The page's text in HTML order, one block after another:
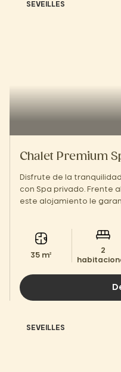
SEVEILLES
Chalet Premium
Disfrute de la
con Spa privado. Frente
este alojamiento le
35 m²
2
SEVEILLES